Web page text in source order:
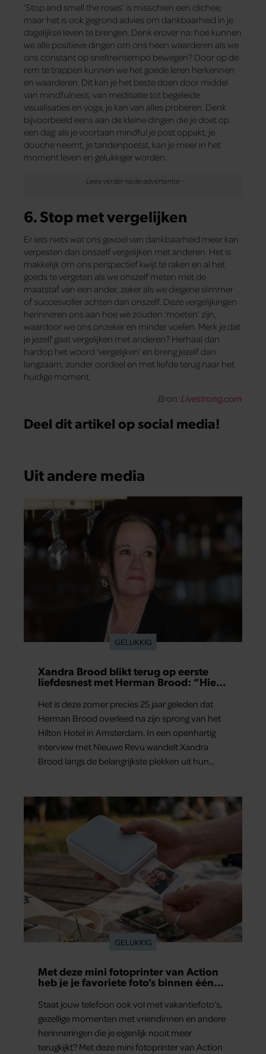
‘Stop and smell the roses’ is misschien een clichee,
maar het is ook gegrond advies om dankbaarheid in je
dagelijkse leven te brengen. Denk erover na: hoe kunnen
we alle positieve dingen om ons heen waarderen als we
ons constant op sneltreintempo bewegen? Door op de
rem te trappen kunnen we het goede leren herkennen
en waarderen. Dit kan je het beste doen door middel
van mindfulness; van meditiatie tot begeleide
visualisaties en yoga, je kan van alles proberen. Denk
bijvoorbeeld eens aan de kleine dingen die je doet op
een dag: als je voortaan mindful je post oppakt, je
douche neemt, je tandenpoetst, kan je meer in het
moment leven en gelukkiger worden.
6. Stop met vergelijken
Er iets niets wat ons gevoel van dankbaarheid meer kan
verpesten dan onszelf vergelijken met anderen. Het is
makkelijk om ons perspectief kwijt te raken en al het
goeds te vergeten als we onszelf meten met de
maatstaf van een ander, zeker als we diegene slimmer
of succesvoller achten dan onszelf. Deze vergelijkingen
herinneren ons aan hoe we zouden ‘moeten’ zijn,
waardoor we ons onzeker en minder voelen. Merk je dat
je jezelf gaat vergelijken met anderen? Herhaal dan
hardop het woord ‘vergelijken’ en breng jezelf dan
langzaam, zonder oordeel en met liefde terug naar het
huidige moment.
Bron:Livestrong.com
Deel dit artikel op social media!
Uit andere media
GELUKKIG
Xandra Brood blikt terug op eerste
liefdesnest met Herman Brood: “Hier
Het is deze zomer precies 25 jaar geleden dat
Herman Brood overleed na zijn sprong van het
Hilton Hotel in Amsterdam. In een openhartig
interview met Nieuwe Revu wandelt Xandra
Brood langs de belangrijkste plekken uit hun
aan herinneringen op. Daar begon hun leven
samen en werd dochter Lola geboren.
GELUKKIG
Met deze mini fotoprinter van Action
heb je je favoriete foto’s binnen één
Staat jouw telefoon ook vol met vakantiefoto’s,
gezellige momenten met vriendinnen en andere
herinneringen die je eigenlijk nooit meer
terugkijkt? Met deze mini fotoprinter van Action